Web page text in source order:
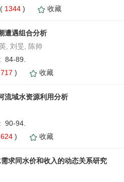
( 1344 ) 收藏
遭遇组合分析
, 刘旻, 陈帅
84-89.
717 ) 收藏
流域水资源利用分析
90-94.
624 ) 收藏
求同水价和收入的动态关系研究